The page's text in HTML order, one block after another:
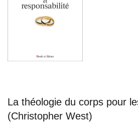
La théologie du corps pour
(Christopher West)